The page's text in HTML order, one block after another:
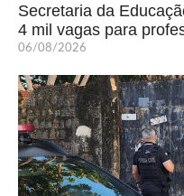
Secretaria da
4 mil vagas para
06/08/2026